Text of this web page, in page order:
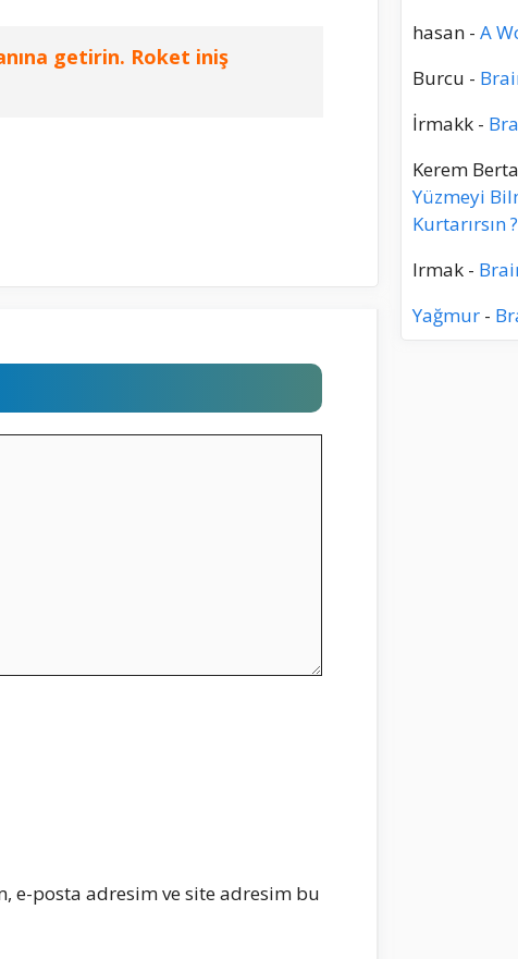
getirin. Roket iniş
e-posta adresim ve site adresim bu
hasan - A
Burcu -
İrmakk -
Kerem
Yüzmeyi
Kurtarırsın ?
Irmak -
Yağmur -